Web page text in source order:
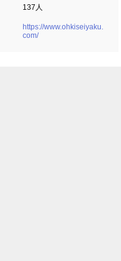
137人
https://www.ohkiseiyaku.
com/